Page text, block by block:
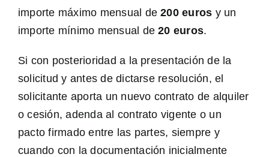
importe máximo mensual de200 euros y un
importe mínimo mensual de20 euros.
Si con posterioridad a la presentación de la
solicitud y antes de dictarse resolución, el
solicitante aporta un nuevo contrato de alquiler
o cesión, adenda al contrato vigente o un
pacto firmado entre las partes, siempre y
cuando con la documentación inicialmente